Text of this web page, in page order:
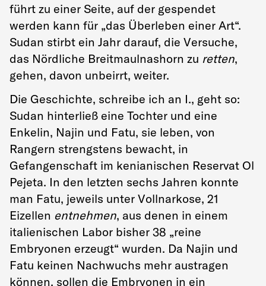
führt zu einer Seite, auf der gespendet
werden kann für „das Überleben einer Art“.
Sudan stirbt ein Jahr darauf, die Versuche,
das Nördliche Breitmaulnashorn zu retten,
gehen, davon unbeirrt, weiter.
Die Geschichte, schreibe ich an I., geht so:
Sudan hinterließ eine Tochter und eine
Enkelin, Najin und Fatu, sie leben, von
Rangern strengstens bewacht, in
Gefangenschaft im kenianischen Reservat Ol
Pejeta. In den letzten sechs Jahren konnte
man Fatu, jeweils unter Vollnarkose, 21
Eizellen entnehmen, aus denen in einem
italienischen Labor bisher 38 „reine
Embryonen erzeugt“ wurden. Da Najin und
Fatu keinen Nachwuchs mehr austragen
können, sollen die Embryonen in ein